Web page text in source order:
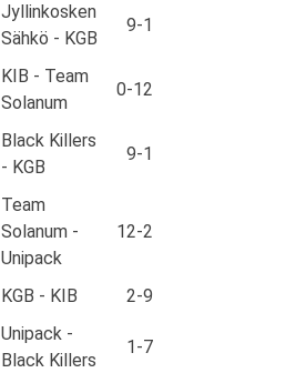
Jyllinkosken
Sähkö - KGB
9-1
KIB - Team
Solanum
0-12
Black Killers
- KGB
9-1
Team
Solanum -
Unipack
12-2
KGB - KIB 2-9
Unipack -
Black Killers
1-7